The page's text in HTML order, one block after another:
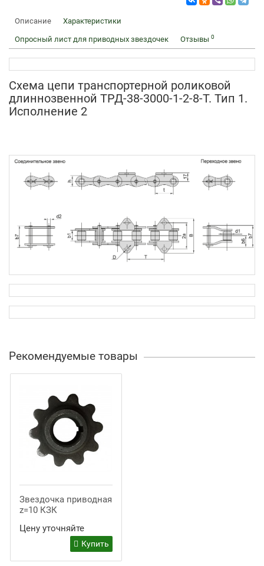
Описание Характеристики
Опросный лист для приводных звездочек Отзывы 0
Схема цепи транспортерной роликовой
длиннозвенной ТРД-38-3000-1-2-8-Т. Тип 1.
Исполнение 2
Рекомендуемые товары
Звездочка приводная
z=10 КЗК
Цену уточняйте
Купить